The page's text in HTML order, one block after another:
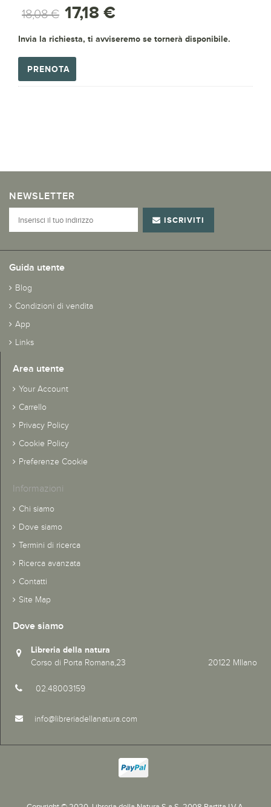
18,08 € 17,18 €
Invia la richiesta, ti avviseremo se tornerà disponibile.
PRENOTA
NEWSLETTER
ISCRIVITI
Guida utente
Blog
Condizioni di vendita
App
Links
Area utente
Your Account
Carrello
Privacy Policy
Cookie Policy
Preferenze Cookie
Informazioni
Chi siamo
Dove siamo
Termini di ricerca
Ricerca avanzata
Contatti
Site Map
Dove siamo
Libreria della natura
Corso di Porta Romana,23 20122 MIlano
02.48003159
info@libreriadellanatura.com